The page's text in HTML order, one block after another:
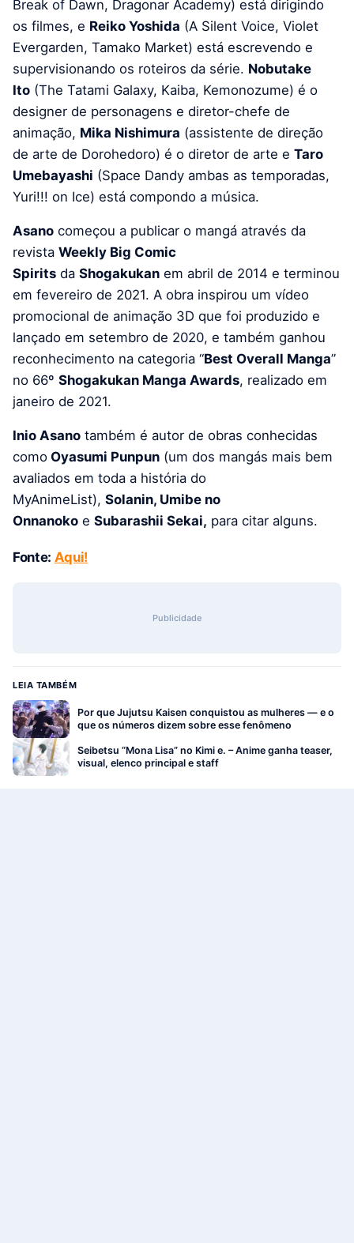
Break of Dawn, Dragonar Academy) está dirigindo
os filmes, e Reiko Yoshida (A Silent Voice, Violet
Evergarden, Tamako Market) está escrevendo e
supervisionando os roteiros da série. Nobutake
Ito (The Tatami Galaxy, Kaiba, Kemonozume) é o
designer de personagens e diretor-chefe de
animação, Mika Nishimura (assistente de direção
de arte de Dorohedoro) é o diretor de arte e Taro
Umebayashi (Space Dandy ambas as temporadas,
Yuri!!! on Ice) está compondo a música.
Asano começou a publicar o mangá através da
revista Weekly Big Comic
Spirits da Shogakukan em abril de 2014 e terminou
em fevereiro de 2021. A obra inspirou um vídeo
promocional de animação 3D que foi produzido e
lançado em setembro de 2020, e também ganhou
reconhecimento na categoria “Best Overall Manga”
no 66º Shogakukan Manga Awards, realizado em
janeiro de 2021.
Inio Asano também é autor de obras conhecidas
como Oyasumi Punpun (um dos mangás mais bem
avaliados em toda a história do
MyAnimeList), Solanin, Umibe no
Onnanoko e Subarashii Sekai, para citar alguns.
Fonte: Aqui!
Publicidade
LEIA TAMBÉM
Por que Jujutsu Kaisen conquistou as mulheres — e o
que os números dizem sobre esse fenômeno
Seibetsu “Mona Lisa” no Kimi e. – Anime ganha teaser,
visual, elenco principal e staff